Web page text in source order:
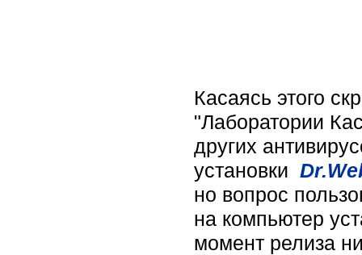
Касаясь этого
"Лаборатории
других
установки
но вопрос
на компьютер
момент релиза